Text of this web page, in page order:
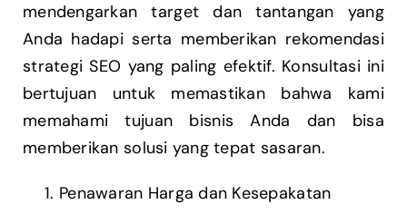
mendengarkan target dan tantangan yang
Anda hadapi serta memberikan rekomendasi
strategi SEO yang paling efektif. Konsultasi ini
bertujuan untuk memastikan bahwa kami
memahami tujuan bisnis Anda dan bisa
memberikan solusi yang tepat sasaran.
Penawaran Harga dan Kesepakatan